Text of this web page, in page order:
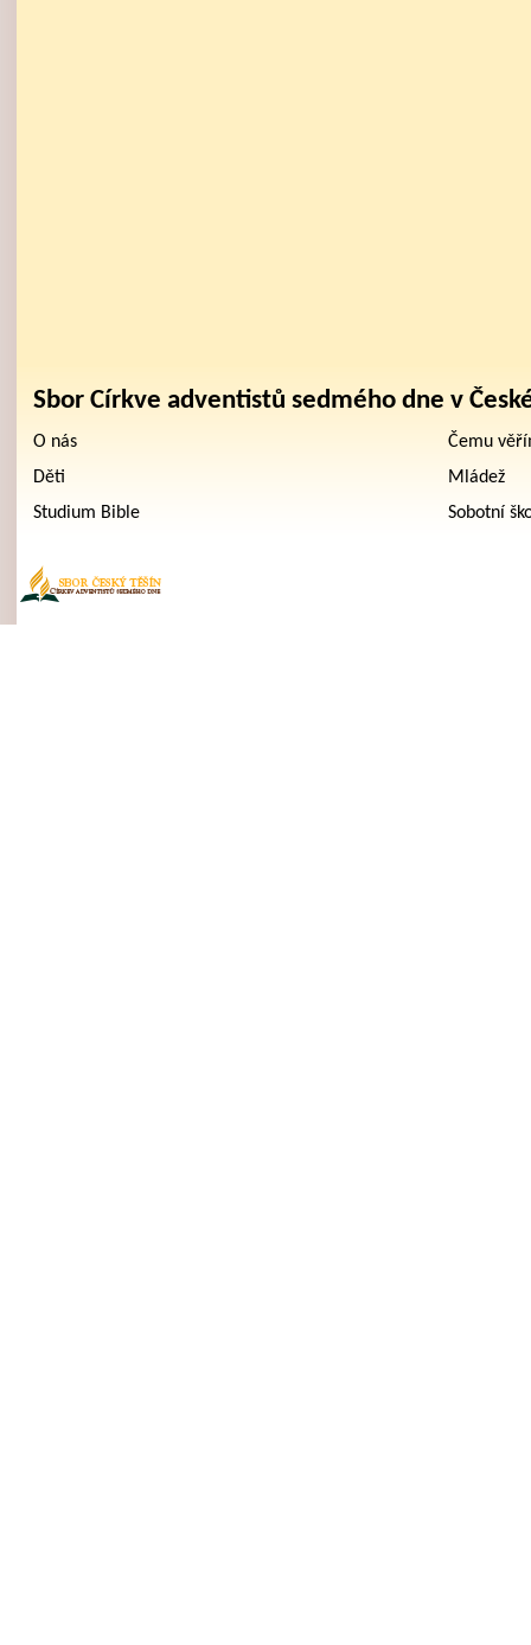
Sbor Církve adventistů sedmého dne v
O nás
Čemu
Děti
Mládež
Studium Bible
Sobotní